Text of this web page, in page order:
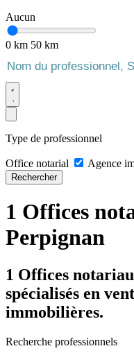
Aucun
0 km 50 km
Type de professionnel
Office notarial Agence
Rechercher
1 Offices
Perpignan
1 Offices
spécialisés en
immobilières.
Recherche professionnels